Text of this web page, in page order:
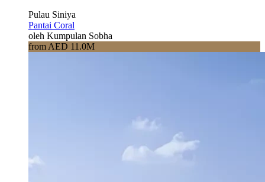
Pulau Siniya
Pantai Coral
oleh Kumpulan Sobha
from AED 11.0M